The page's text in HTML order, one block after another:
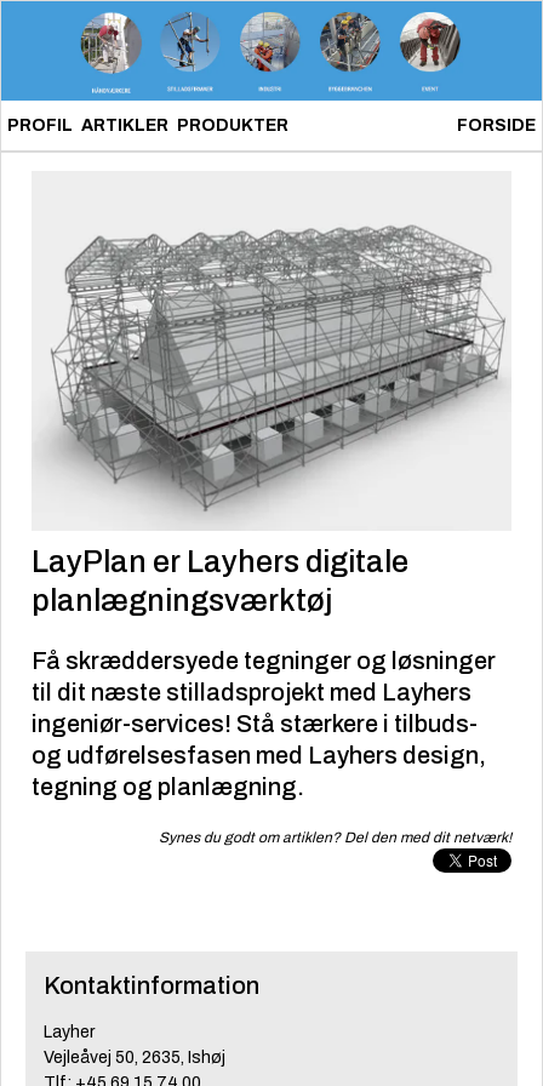
PROFIL ARTIKLER PRODUKTER FORSIDE
LayPlan er Layhers digitale
planlægningsværktøj
Få skræddersyede tegninger og løsninger
til dit næste stilladsprojekt med Layhers
ingeniør-services! Stå stærkere i tilbuds-
og udførelsesfasen med Layhers design,
tegning og planlægning.
Synes du godt om artiklen? Del den med dit netværk!
Kontaktinformation
Layher
Vejleåvej 50, 2635, Ishøj